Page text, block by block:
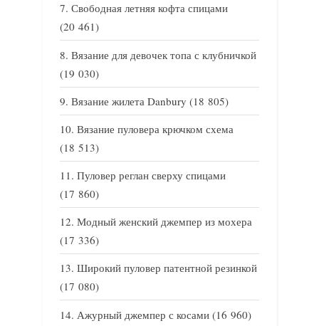
Свободная летняя кофта спицами
(20 461)
Вязание для девочек топа с клубничкой
(19 030)
Вязание жилета Danbury (18 805)
Вязание пуловера крючком схема
(18 513)
Пуловер реглан сверху спицами
(17 860)
Модный женский джемпер из мохера
(17 336)
Широкий пуловер патентной резинкой
(17 080)
Ажурный джемпер с косами (16 960)